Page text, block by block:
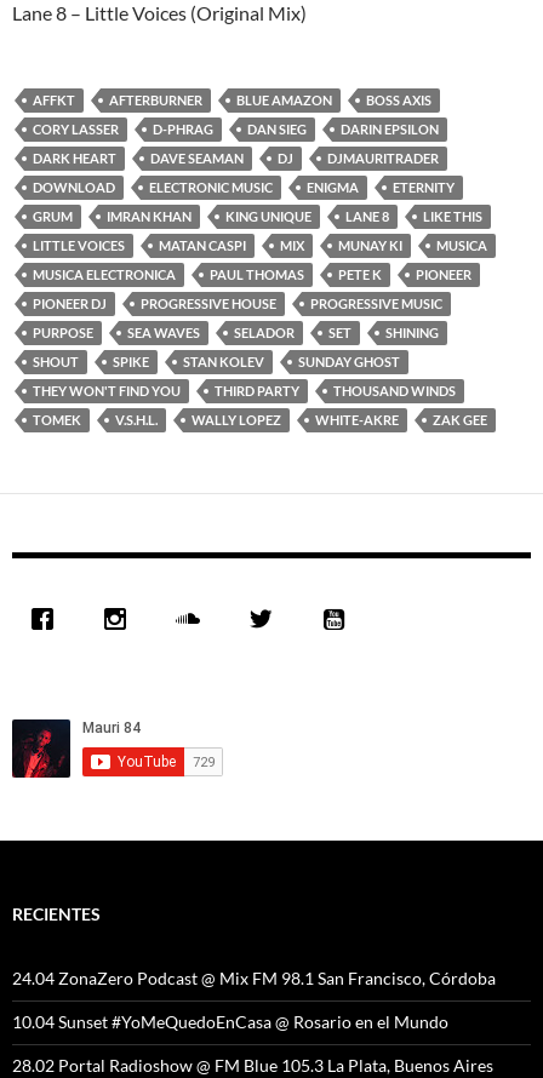
Lane 8 – Little Voices (Original Mix)
AFFKT AFTERBURNER BLUE AMAZON
BOSS AXIS
CORY LASSER
D-PHRAG DAN SIEG
DARIN EPSILON
DARK HEART
DAVE SEAMAN DJ
DJMAURITRADER
DOWNLOAD
ELECTRONIC MUSIC ENIGMA
ETERNITY
GRUM
IMRAN KHAN KING UNIQUE LANE 8
LIKE THIS
LITTLE VOICES
MATAN CASPI MIX MUNAY KI
MUSICA
MUSICA ELECTRONICA
PAUL THOMAS PETE K
PIONEER
PIONEER DJ
PROGRESSIVE HOUSE
PROGRESSIVE MUSIC
PURPOSE
SEA WAVES SELADOR SET
SHINING
SHOUT
SPIKE STAN KOLEV
SUNDAY GHOST
THEY WON'T FIND YOU
THIRD PARTY
THOUSAND WINDS
TOMEK
V.S.H.L. WALLY LOPEZ WHITE-AKRE ZAK GEE
RECIENTES
24.04 ZonaZero Podcast @ Mix FM 98.1 San Francisco, Córdoba
10.04 Sunset #YoMeQuedoEnCasa @ Rosario en el Mundo
28.02 Portal Radioshow @ FM Blue 105.3 La Plata, Buenos Aires